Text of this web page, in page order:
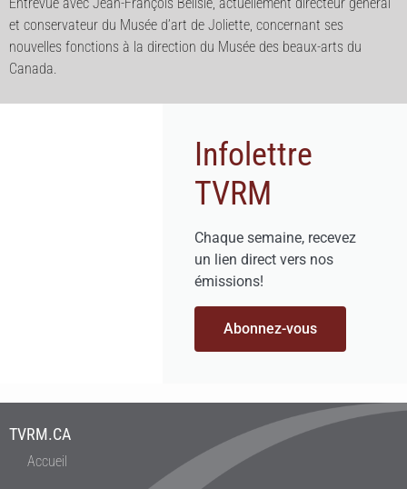
et conservateur du Musée d’art de Joliette, concernant ses
nouvelles fonctions à la direction du Musée des beaux-arts du
Canada.
Infolettre
TVRM
Chaque semaine, recevez
un lien direct vers nos
émissions!
Abonnez-vous
TVRM.CA
Accueil